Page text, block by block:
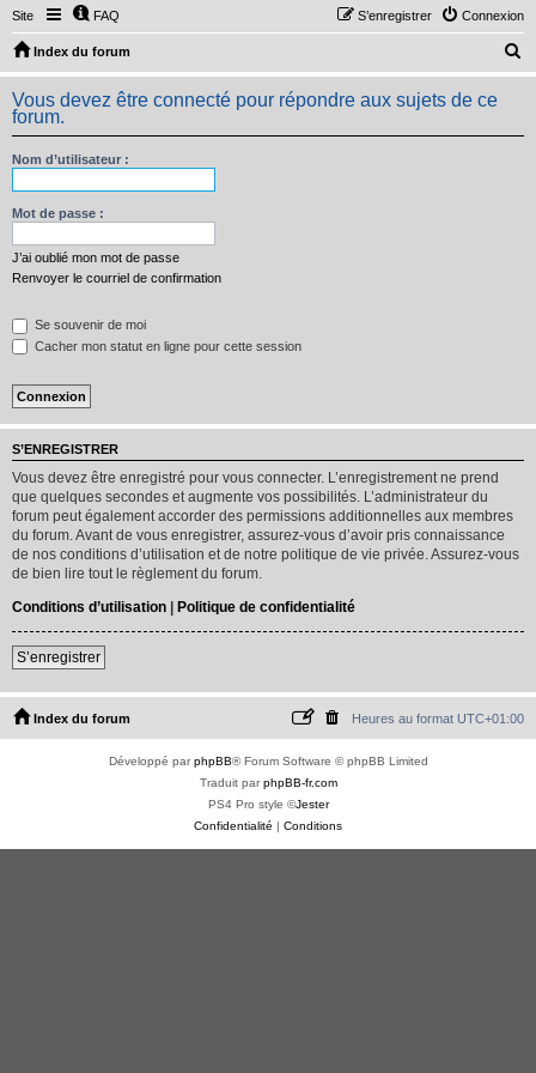
Site FAQ Connexion
S’enregistrer
Index du forum
e
h
Vous devez être connecté pour répondre aux sujets de ce
forum.
Nom d’utilisateur :
Mot de passe :
J’ai oublié mon mot de passe
Renvoyer le courriel de confirmation
Se souvenir de moi
Cacher mon statut en ligne pour cette session
S’ENREGISTRER
Vous devez être enregistré pour vous connecter. L’enregistrement ne prend
que quelques secondes et augmente vos possibilités. L’administrateur du
forum peut également accorder des permissions additionnelles aux membres
du forum. Avant de vous enregistrer, assurez-vous d’avoir pris connaissance
de nos conditions d’utilisation et de notre politique de vie privée. Assurez-vous
de bien lire tout le règlement du forum.
Conditions d’utilisation | Politique de confidentialité
S’enregistrer
Index du forum Heures au format UTC+01:00
Développé parphpBB® Forum Software © phpBB Limited
Traduit parphpBB-fr.com
PS4 Pro style ©Jester
Confidentialité | Conditions